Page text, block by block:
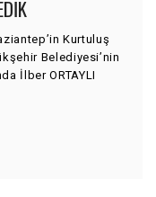
Kurtuluş
Belediyesi’nin
İlber ORTAYLI